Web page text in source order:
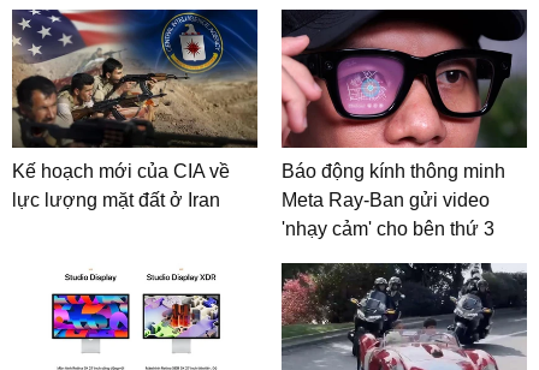
Kế hoạch mới của CIA về
lực lượng mặt đất ở Iran
Báo động kính thông minh
Meta Ray-Ban gửi video
'nhạy cảm' cho bên thứ 3